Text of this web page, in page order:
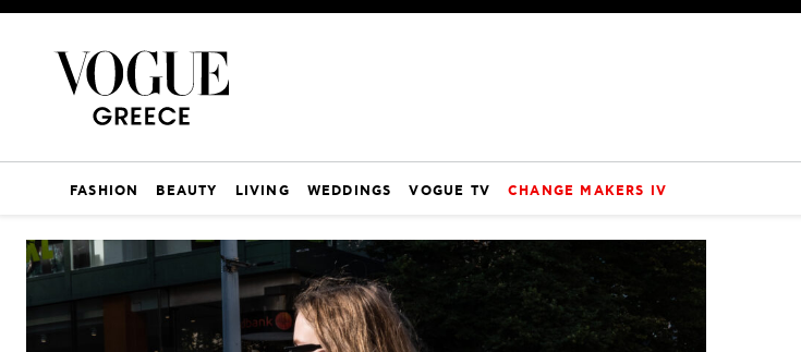
FASHION BEAUTY LIVING WEDDINGS VOGUE TV CHANGE MAKERS IV